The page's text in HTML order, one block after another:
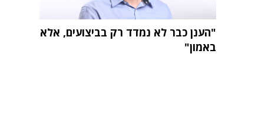
"הענן כבר לא נמדד רק בביצועים, אלא
באמון"